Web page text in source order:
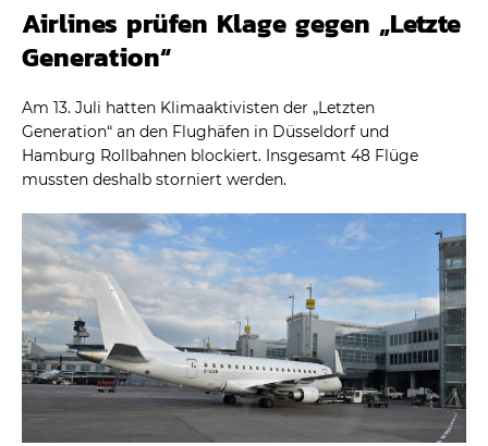
Airlines prüfen Klage gegen „Letzte
Generation“
Am 13. Juli hatten Klimaaktivisten der „Letzten
Generation“ an den Flughäfen in Düsseldorf und
Hamburg Rollbahnen blockiert. Insgesamt 48 Flüge
mussten deshalb storniert werden.